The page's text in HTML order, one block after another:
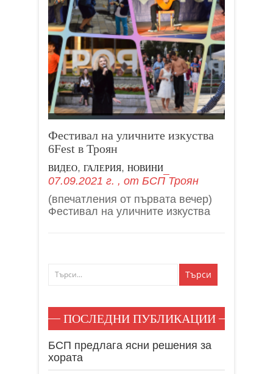
Фестивал на уличните изкуства
6Fest в Троян
ВИДЕО, ГАЛЕРИЯ, НОВИНИ
07.09.2021 г. , от БСП Троян
(впечатления от първата вечер)
Фестивал на уличните изкуства
ПОСЛЕДНИ ПУБЛИКАЦИИ
БСП предлага ясни решения за
хората